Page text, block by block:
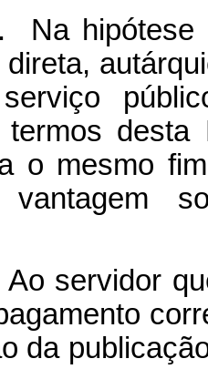
de
o mesmo
vantagem
que
da